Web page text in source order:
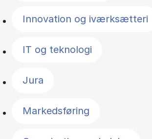
Innovation og iværksætteri
IT og teknologi
Jura
Markedsføring